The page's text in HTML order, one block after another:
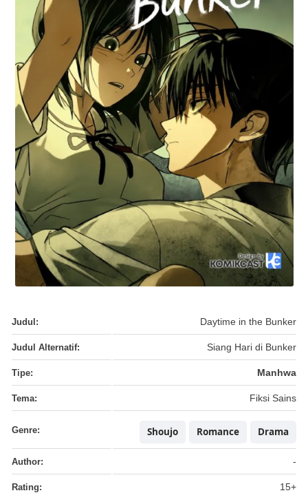
Judul: Daytime in the Bunker
Judul Alternatif: Siang Hari di Bunker
Tipe: Manhwa
Tema: Fiksi Sains
Genre: Drama
Romance
Shoujo
Author: -
Rating: 15+